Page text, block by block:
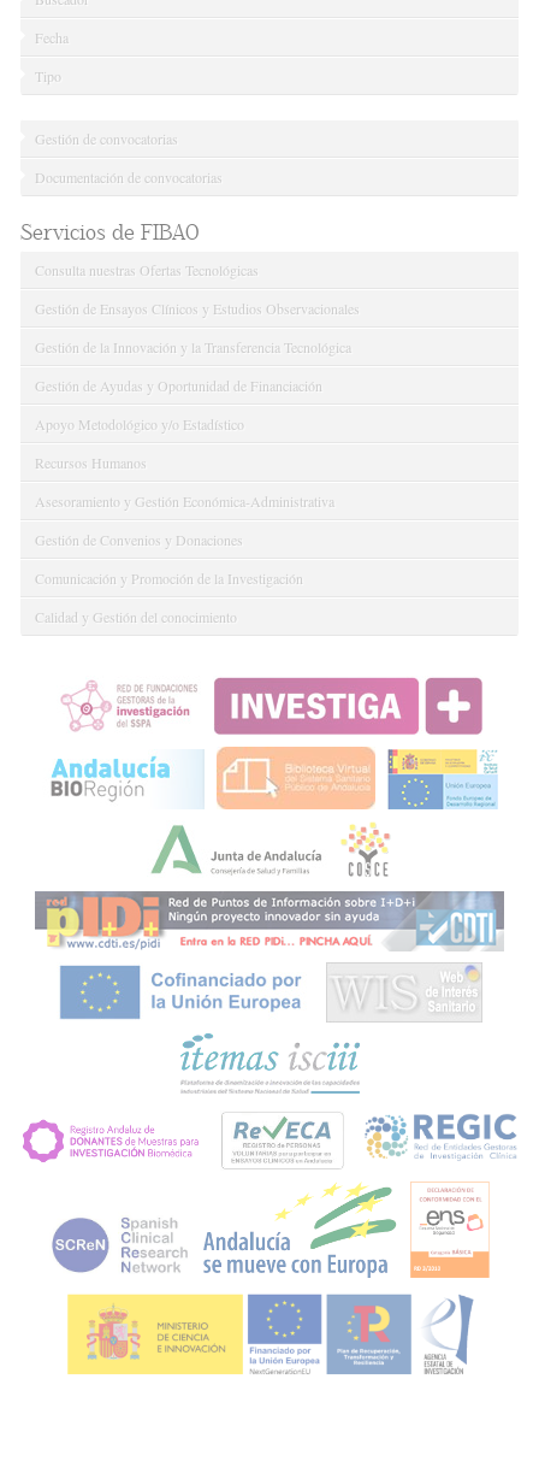
Fecha
Tipo
Gestión de convocatorias
Documentación de convocatorias
Servicios de FIBAO
Consulta nuestras Ofertas Tecnológicas
Gestión de Ensayos Clínicos y Estudios Observacionales
Gestión de la Innovación y la Transferencia Tecnológica
Gestión de Ayudas y Oportunidad de Financiación
Apoyo Metodológico y/o Estadístico
Recursos Humanos
Asesoramiento y Gestión Económica-Administrativa
Gestión de Convenios y Donaciones
Comunicación y Promoción de la Investigación
Calidad y Gestión del conocimiento